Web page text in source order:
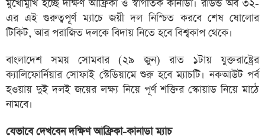
মুখোমুখি হচ্ছে দক্ষিণ আফ্রিকা ও স্বাগতিক কানাডা। রাউন্ড অব ৩২-
এর এই গুরুত্বপূর্ণ ম্যাচে জয়ী দল নিশ্চিত করবে শেষ ষোলোর
টিকিট, আর পরাজিত দলকে বিদায় নিতে হবে বিশ্বকাপ থেকে।
বাংলাদেশ সময় সোমবার (২৯ জুন) রাত ১টায় যুক্তরাষ্ট্রের
ক্যালিফোর্নিয়ার সোফাই স্টেডিয়ামে শুরু হবে ম্যাচটি। নকআউট পর্ব
হওয়ায় দুই দলই জয়ের লক্ষ্য নিয়ে পূর্ণ শক্তির স্কোয়াড নিয়ে মাঠে
নামবে।
যেভাবে দেখবেন দক্ষিণ আফ্রিকা-কানাডা ম্যাচ